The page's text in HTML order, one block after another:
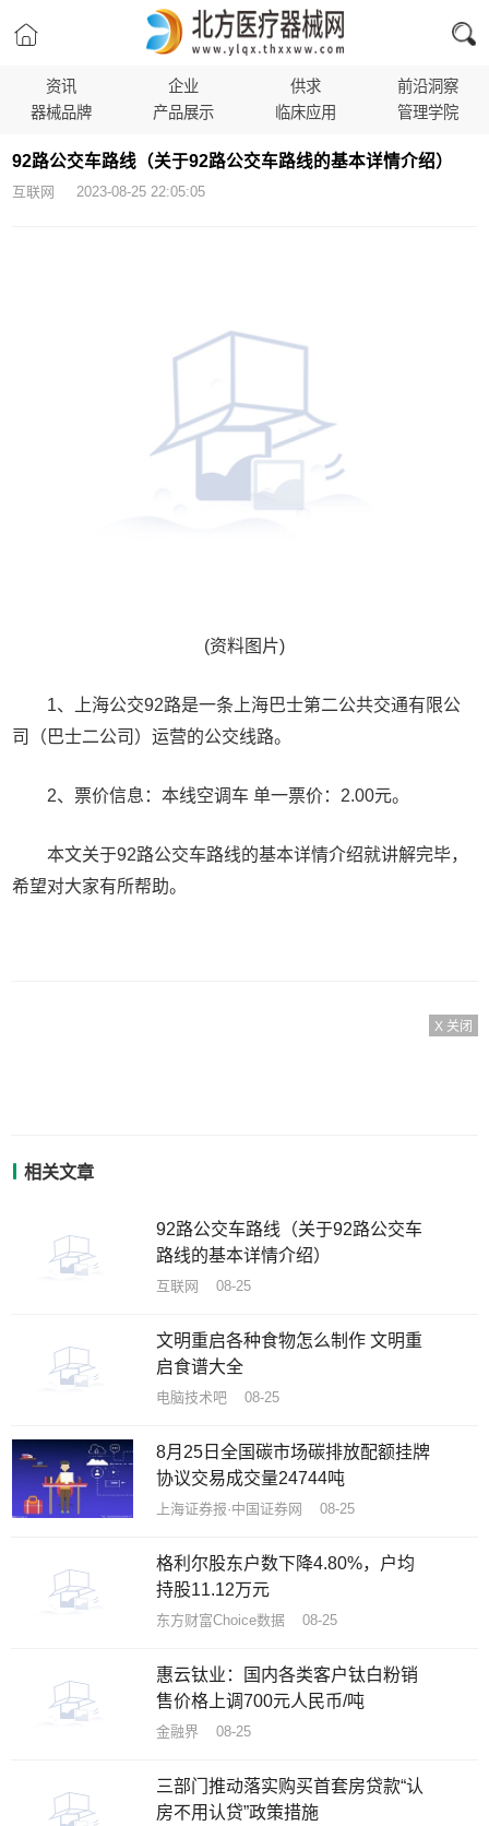
资讯 企业 供求
前沿洞察
器械品牌
产品展示 临床应用 管理学院
92路公交车路线（关于92路公交车路线的基本详情介绍）
互联网 2023-08-25 22:05:05
(资料图片)
1、上海公交92路是一条上海巴士第二公共交通有限公
司（巴士二公司）运营的公交线路。
2、票价信息：本线空调车 单一票价：2.00元。
本文关于92路公交车路线的基本详情介绍就讲解完毕，
希望对大家有所帮助。
X 关闭
相关文章
92路公交车路线（关于92路公交车
路线的基本详情介绍）
互联网 08-25
文明重启各种食物怎么制作 文明重
启食谱大全
电脑技术吧 08-25
8月25日全国碳市场碳排放配额挂牌
协议交易成交量24744吨
上海证券报·中国证券网 08-25
格利尔股东户数下降4.80%，户均
持股11.12万元
东方财富Choice数据 08-25
​惠云钛业：国内各类客户钛白粉销
售价格上调700元人民币/吨
金融界 08-25
三部门推动落实购买首套房贷款“认
房不用认贷”政策措施